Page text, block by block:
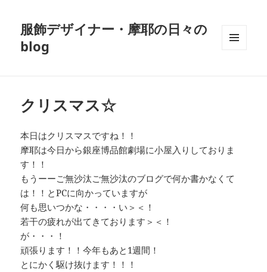
服飾デザイナー・摩耶の日々の
blog
クリスマス☆
本日はクリスマスですね！！
摩耶は今日から銀座博品館劇場に小屋入りしておりま
す！！
もうーーご無沙汰ご無沙汰のブログで何か書かなくて
は！！とPCに向かっていますが
何も思いつかな・・・・い＞＜！
若干の疲れが出てきております＞＜！
が・・・！
頑張ります！！今年もあと1週間！
とにかく駆け抜けます！！！